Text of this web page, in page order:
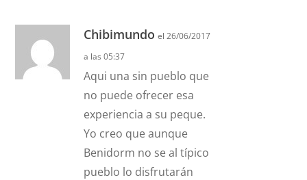
Chibimundo el 26/06/2017
a las 05:37
Aqui una sin pueblo que
no puede ofrecer esa
experiencia a su peque.
Yo creo que aunque
Benidorm no se al típico
pueblo lo disfrutarán